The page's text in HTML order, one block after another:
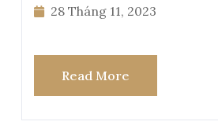
28 Tháng 11, 2023
Read More